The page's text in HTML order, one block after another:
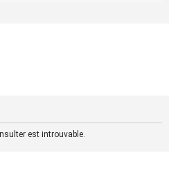
est introuvable.